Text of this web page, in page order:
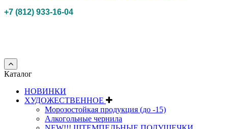
+7 (812) 933-16-04
Каталог
НОВИНКИ
ХУДОЖЕСТВЕННОЕ
Морозостойкая продукция (до -15)
Алкогольные чернила